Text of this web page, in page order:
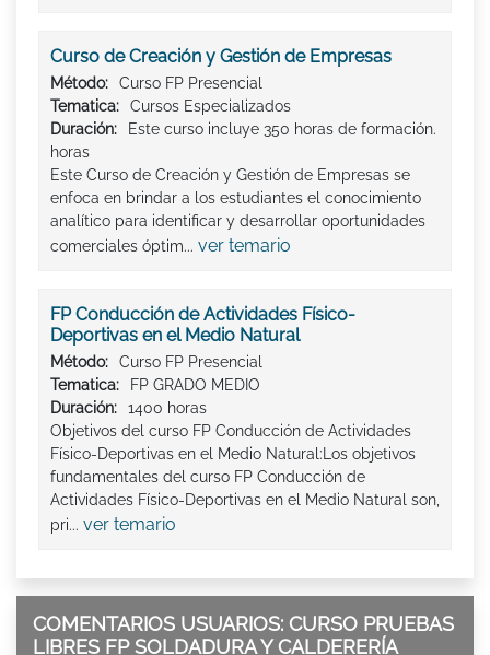
Curso de Creación y Gestión de Empresas
Método:
Curso FP Presencial
Tematica:
Cursos Especializados
Duración:
Este curso incluye 350 horas de formación.
horas
Este Curso de Creación y Gestión de Empresas se
enfoca en brindar a los estudiantes el conocimiento
analítico para identificar y desarrollar oportunidades
comerciales óptim... ver temario
FP Conducción de Actividades Físico-
Deportivas en el Medio Natural
Método:
Curso FP Presencial
Tematica:
FP GRADO MEDIO
Duración:
1400 horas
Objetivos del curso FP Conducción de Actividades
Físico-Deportivas en el Medio Natural:Los objetivos
fundamentales del curso FP Conducción de
Actividades Físico-Deportivas en el Medio Natural son,
pri... ver temario
COMENTARIOS USUARIOS: CURSO PRUEBAS
LIBRES FP SOLDADURA Y CALDERERÍA